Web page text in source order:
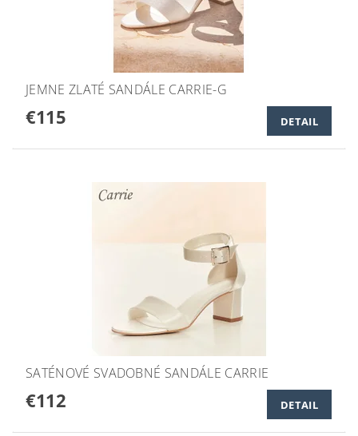
JEMNE ZLATÉ SANDÁLE CARRIE-G
€115 DETAIL
SATÉNOVÉ SVADOBNÉ SANDÁLE CARRIE
€112 DETAIL